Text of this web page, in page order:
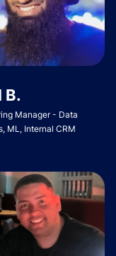
B.
Manager - Data
ML, Internal CRM